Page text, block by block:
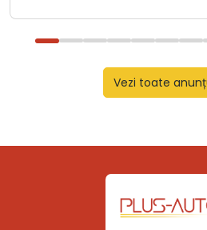
Vezi toate